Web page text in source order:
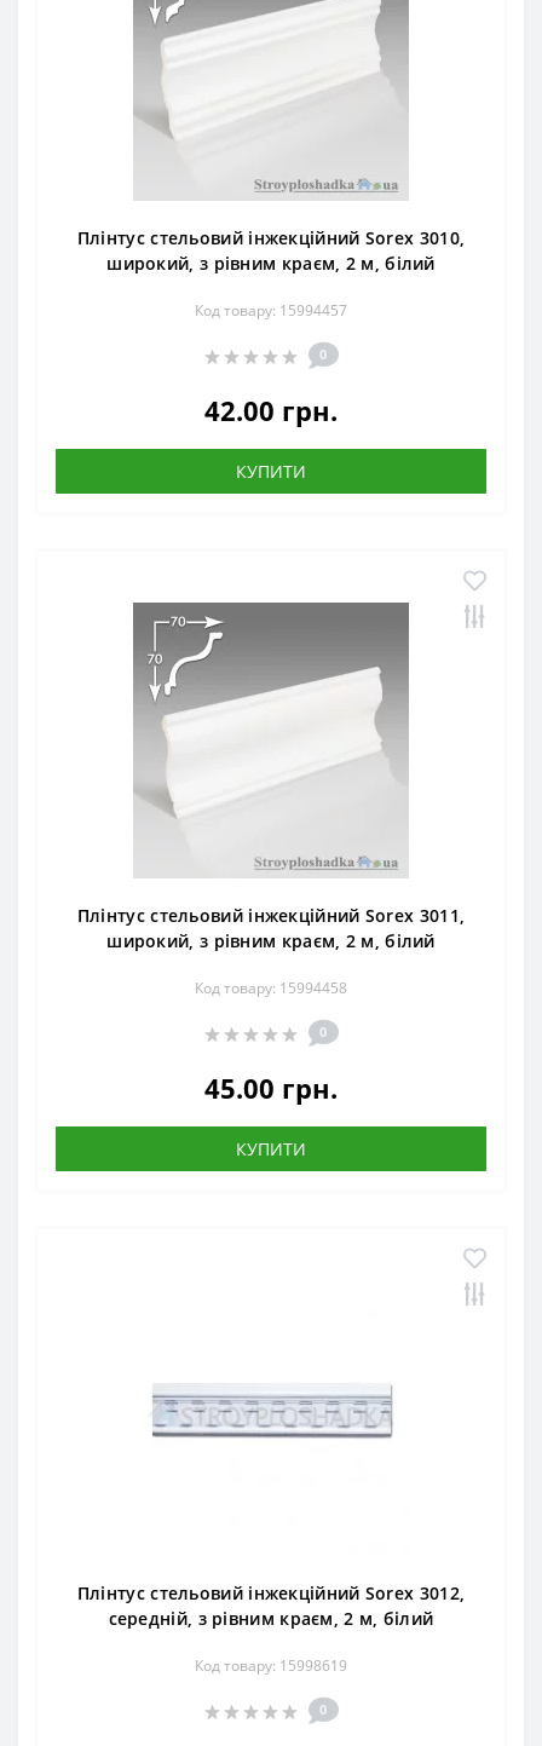
Плінтус стельовий інжекційний Sorex 3010,
широкий, з рівним краєм, 2 м, білий
Код товару: 15994457
0
42.00 грн.
КУПИТИ
Плінтус стельовий інжекційний Sorex 3011,
широкий, з рівним краєм, 2 м, білий
Код товару: 15994458
0
45.00 грн.
КУПИТИ
Плінтус стельовий інжекційний Sorex 3012,
середній, з рівним краєм, 2 м, білий
Код товару: 15998619
0